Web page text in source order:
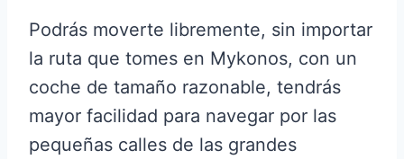
Podrás moverte libremente, sin importar
la ruta que tomes en Mykonos, con un
coche de tamaño razonable, tendrás
mayor facilidad para navegar por las
pequeñas calles de las grandes